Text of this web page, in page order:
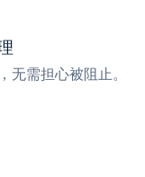
无需担心被阻止。